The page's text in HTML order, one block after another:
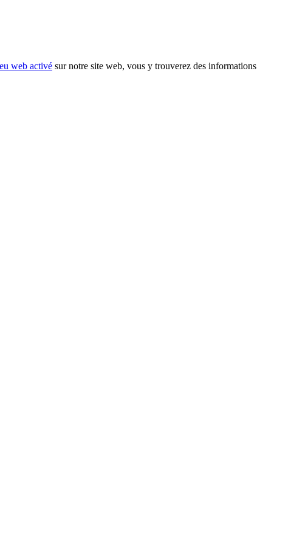
web activé sur notre site web, vous y trouverez des informations